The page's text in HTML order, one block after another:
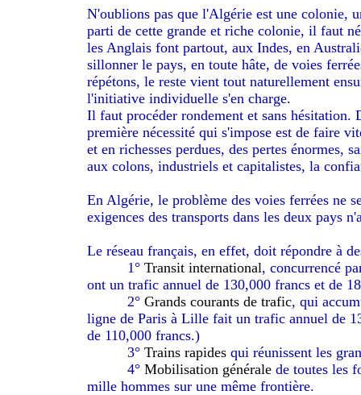
N'oublions pas que l'Algérie est une colonie,
parti de cette grande et riche colonie, il faut
les Anglais font partout, aux Indes, en
sillonner le pays, en toute hâte, de voies
répétons, le reste vient tout naturellement
l'initiative individuelle s'en charge.
Il faut procéder rondement et sans hésitation.
première nécessité qui s'impose est de faire
et en richesses perdues, des pertes énormes,
aux colons, industriels et capitalistes, la
En Algérie, le problème des voies ferrées ne
exigences des transports dans les deux pays
Le réseau français, en effet, doit répondre à
1° Transit international, concurrencé
ont un trafic annuel de 130,000 francs et de
2° Grands courants de trafic, qui
ligne de Paris à Lille fait un trafic annuel de
de 110,000 francs.)
3° Trains rapidesqui réunissent les
4° Mobilisation généralede toutes les
mille hommes sur une même frontière.